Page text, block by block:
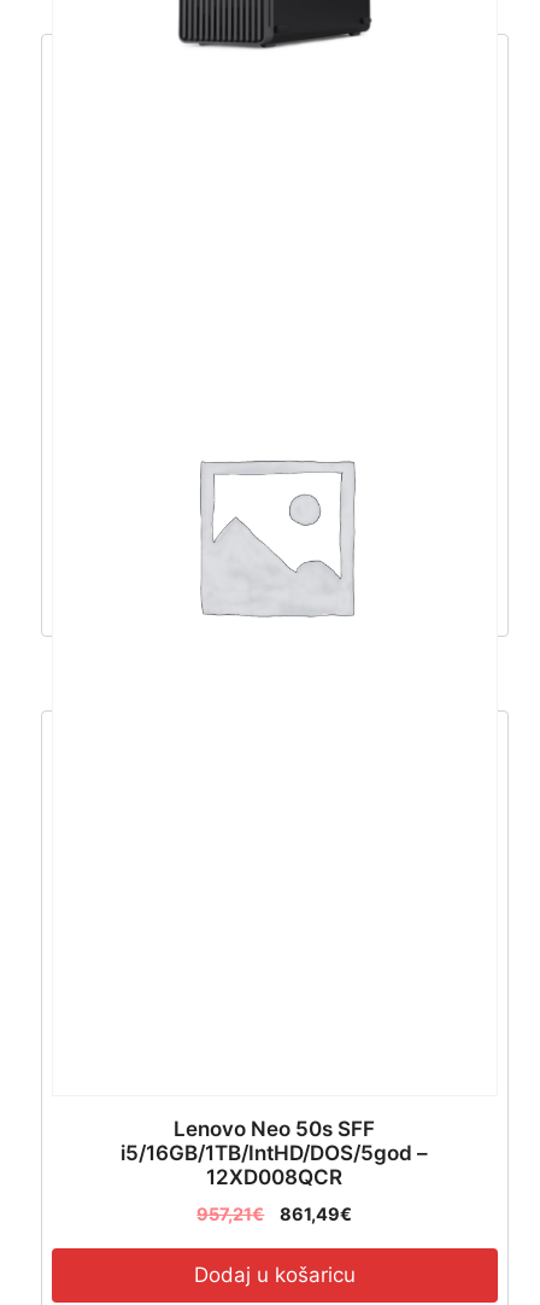
i5/16GB/1TB/IntHD/DOS/5god –
12XD008QCR
889,64€ 800,67 €
Lenovo Neo 50s SFF
i5/16GB/1TB/IntHD/DOS/5god –
12XD008QCR
957,21€ 861,49€
Dodaj u košaricu